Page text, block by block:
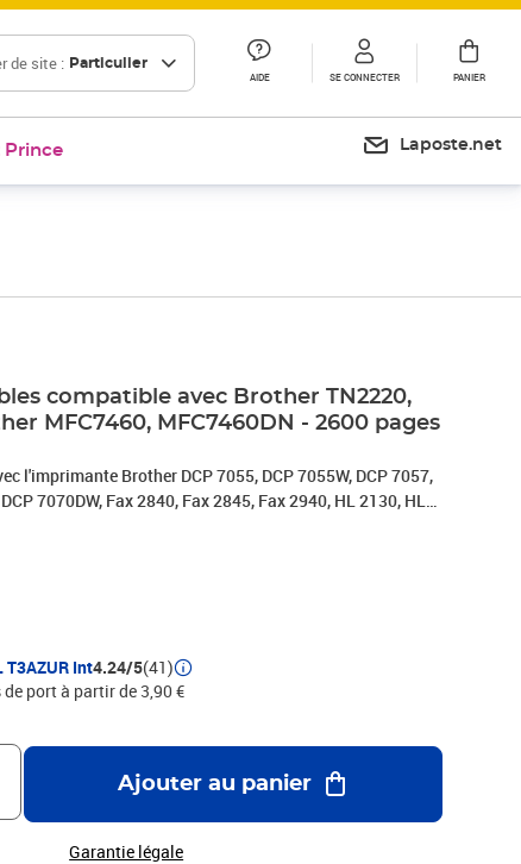
de site : Particulier
AIDE SE CONNECTER PANIER
Prince Laposte.net
compatible avec Brother TN2220,
MFC7460, MFC7460DN - 2600 pages
l'imprimante Brother DCP 7055, DCP 7055W, DCP 7057,
7070DW, Fax 2840, Fax 2845, Fax 2940, HL 2130, HL
2240, HL 2240D, HL 2250DN, HL 2270DW, MFC 7360,
TN2210/TN2010/TN450 Noire - Capacité: 2 600 pages
à toutes les normes européennes ISO
. Encre de haute qualité qui garantie une excellence
T3AZUR
T3AZUR Int4.24/5(41)
port à partir de 3,90 €
Ajouter au panier
Garantie légale